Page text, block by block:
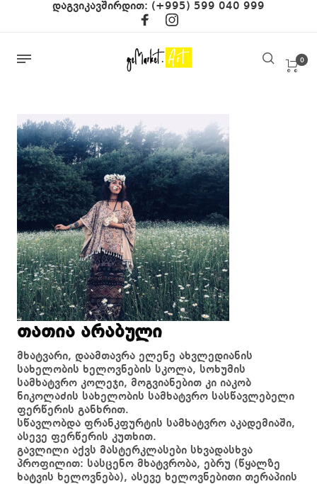
დაგვიკავშირდით: (+995) 599 040 999
0
თათია არაბული
მხატვარი, დაამთავრა ელენე ახვლედიანის
სახელობის ხელოვნების სკოლა, სოხუმის
სამხატვრო კოლეჯი, მოგვიანებით კი იაკობ
ნიკოლაძის სახელობის სამხატვრო სასწავლებელი
ფერწერის განხრით.
სწავლობდა ფრანკფურტის სამხატვრო აკადემიაში,
ასევე ფერწერის კუთხით.
გავლილი აქვს მასტერკლასები სხვადასხვა
პროფილით: სასცენო მხატვრობა, ებრუ (წყალზე
ხატვის ხელოვნება), ასევე ხელოვნებითი თერაპიის